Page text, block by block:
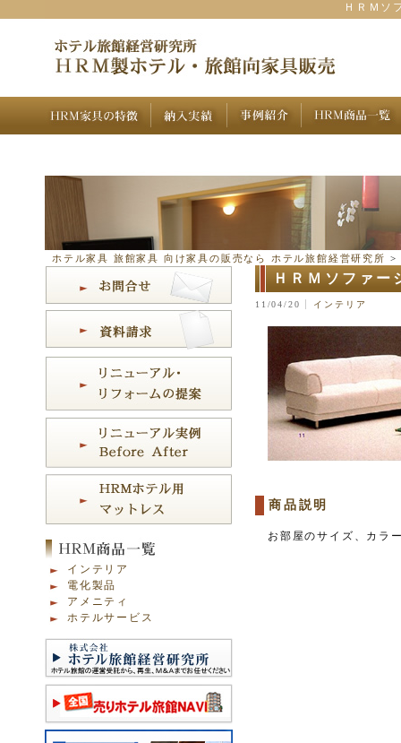
ＨＲＭソ
ホテル家具 旅館家具 向け家具の販売なら ホテル旅館経営研究所 >
ＨＲＭソファー
11/04/20 インテリア
商品説明
お部屋のサイズ、カラ
インテリア
電化製品
アメニティ
ホテルサービス